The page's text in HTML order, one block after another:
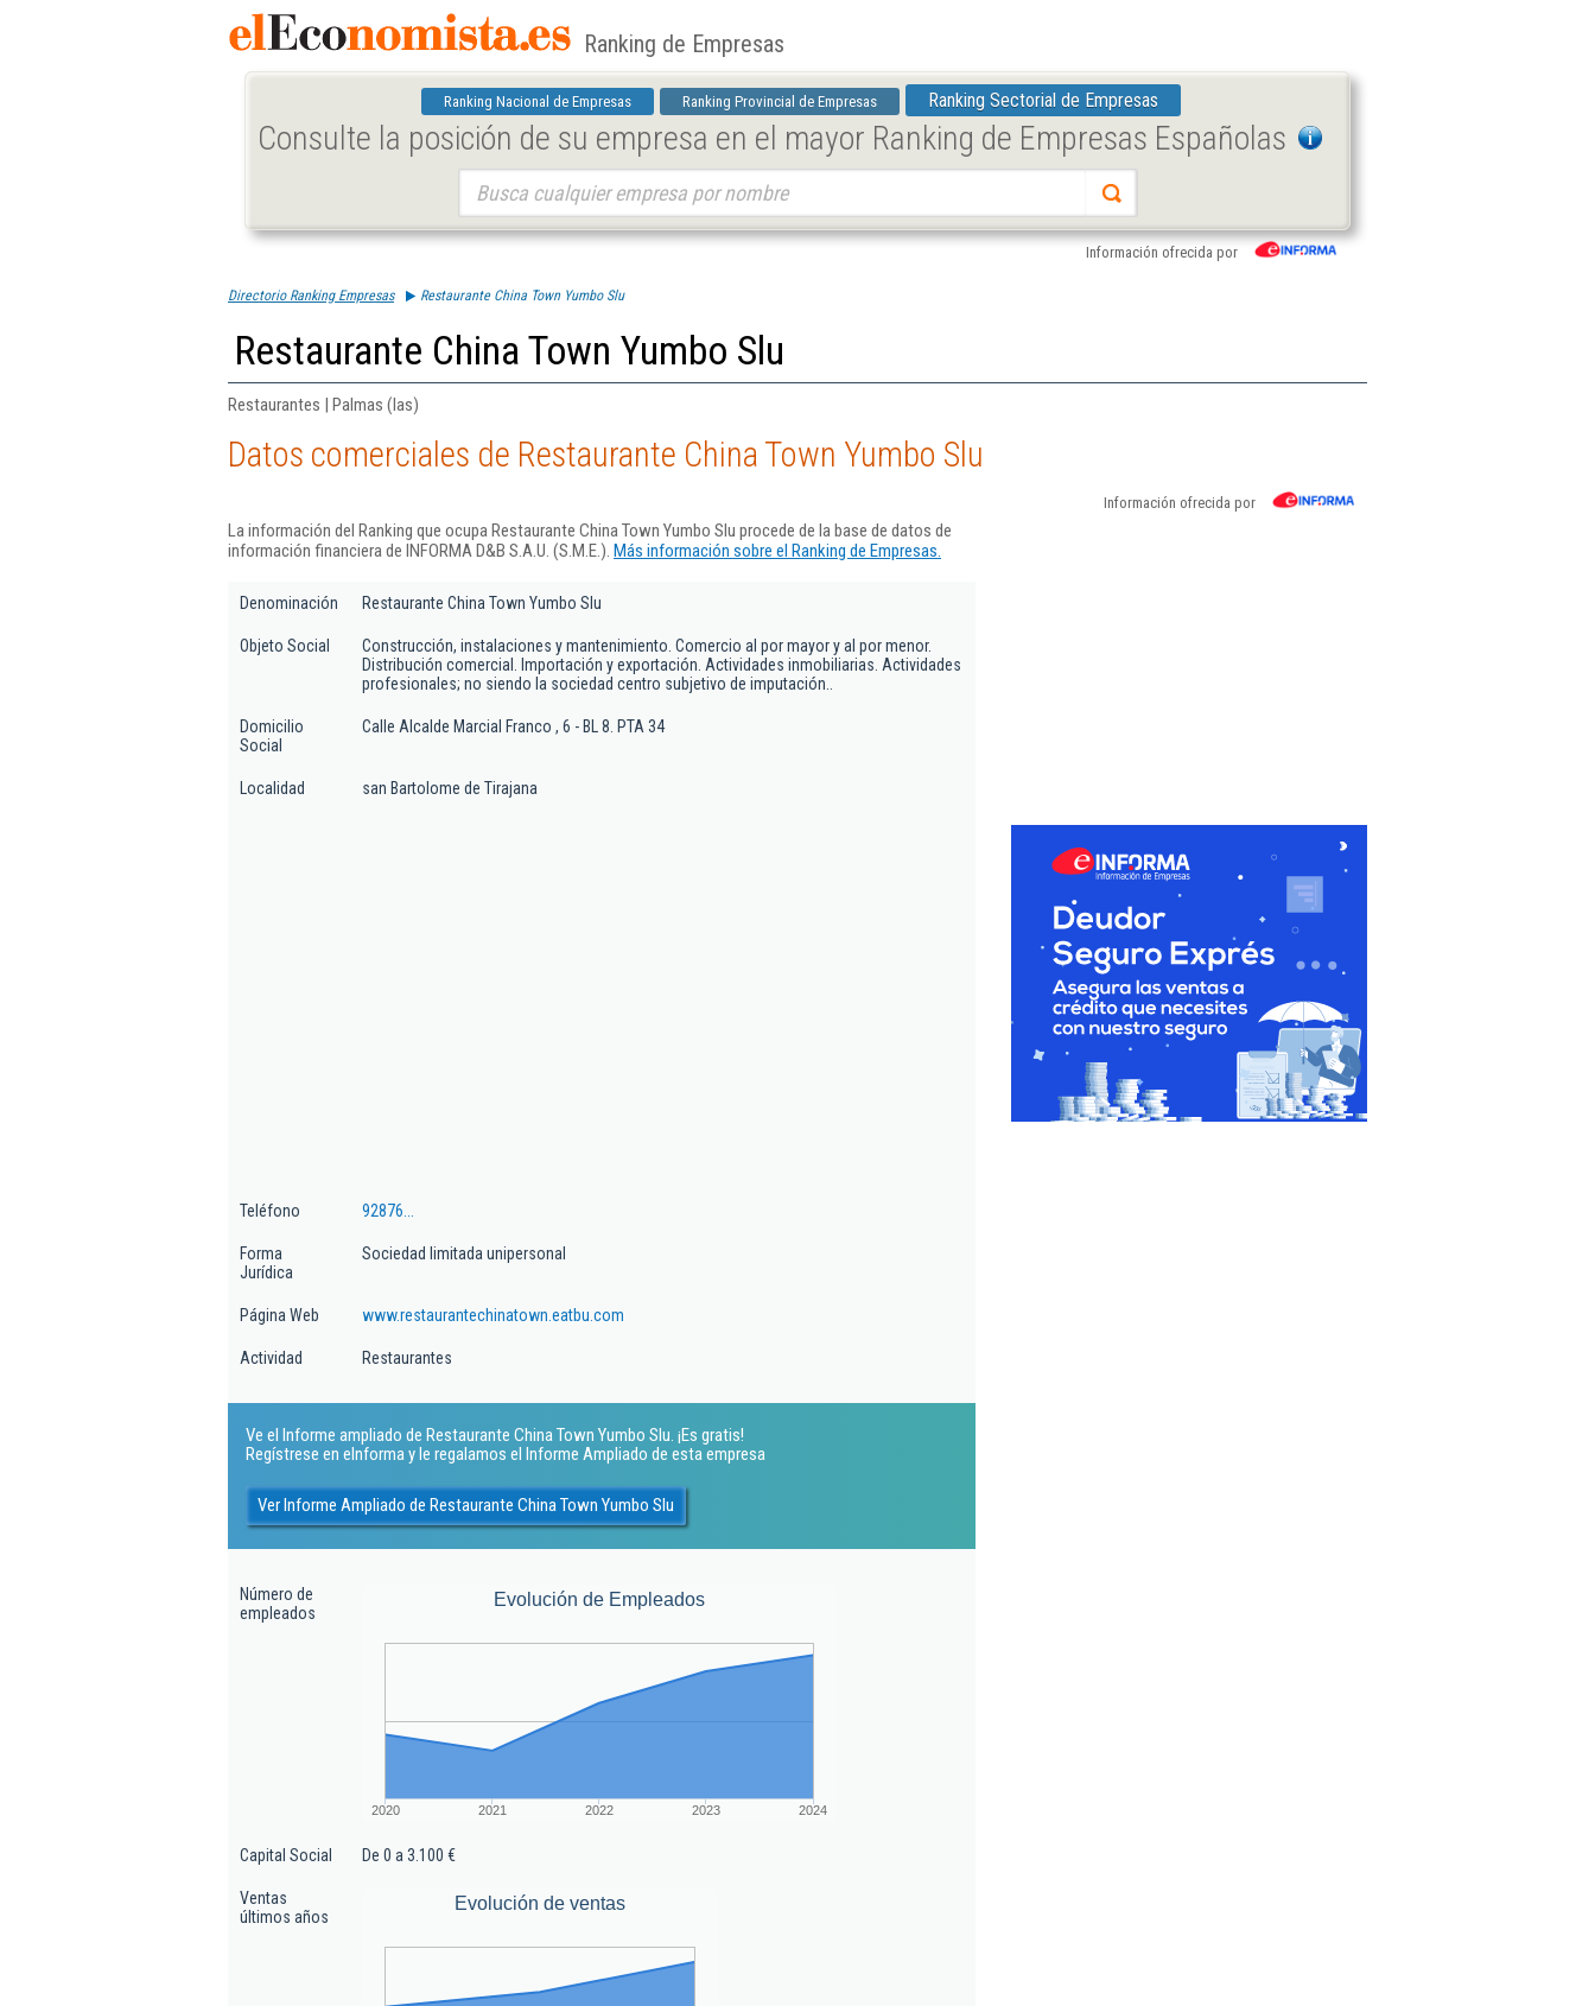
Ranking de Empresas
Ranking Nacional de Empresas Ranking Provincial de Empresas Ranking Sectorial de Empresas
Consulte la posición de su empresa en el mayor Ranking de Empresas Españolas
Información ofrecida por
Directorio Ranking Empresas Restaurante China Town Yumbo Slu
Restaurante China Town Yumbo Slu
Restaurantes | Palmas (las)
Datos comerciales de Restaurante China Town Yumbo Slu
Información ofrecida por
La información del Ranking que ocupa Restaurante China Town Yumbo Slu procede de la base de datos de
información financiera de INFORMA D&B S.A.U. (S.M.E.). Más información sobre el Ranking de Empresas.
Denominación Restaurante China Town Yumbo Slu
Objeto Social
Construcción, instalaciones y mantenimiento. Comercio al por mayor y al por menor.
Distribución comercial. Importación y exportación. Actividades inmobiliarias. Actividades
profesionales; no siendo la sociedad centro subjetivo de imputación..
Domicilio
Social
Calle Alcalde Marcial Franco , 6 - BL 8. PTA 34
Localidad san Bartolome de Tirajana
Teléfono 92876...
Forma
Jurídica
Sociedad limitada unipersonal
Página Web www.restaurantechinatown.eatbu.com
Actividad Restaurantes
Ve el Informe ampliado de Restaurante China Town Yumbo Slu. ¡Es gratis!
Regístrese en eInforma y le regalamos el Informe Ampliado de esta empresa
Ver Informe Ampliado de Restaurante China Town Yumbo Slu
Número de
empleados
Evolución de Empleados
2020 2021 2022 2023 2024
Capital Social De 0 a 3.100 €
Ventas
últimos años
Evolución de ventas